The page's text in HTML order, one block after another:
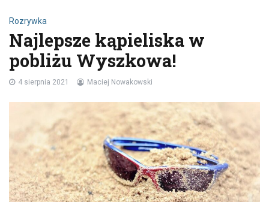
Rozrywka
Najlepsze kąpieliska w
pobliżu Wyszkowa!
4 sierpnia 2021 Maciej Nowakowski